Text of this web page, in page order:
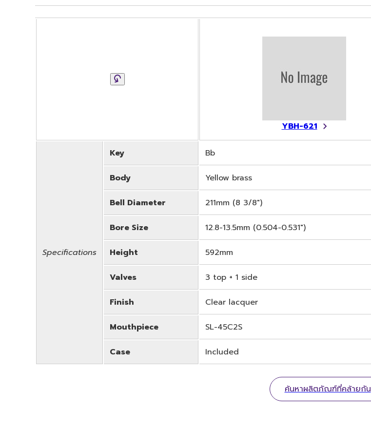
YBH-621
Specifications
Key Bb
Body Yellow brass
Bell Diameter 211mm (8 3/8")
Bore Size 12.8-13.5mm (0.504-0.531")
Height 592mm
Valves 3 top + 1 side
Finish Clear lacquer
Mouthpiece SL-45C2S
Case Included
ค้นหาผลิตภัณฑ์ที่คล้ายกัน